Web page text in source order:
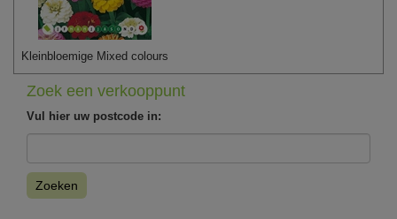
Kleinbloemige Mixed colours
Zoek een verkooppunt
Vul hier uw postcode in:
Zoeken